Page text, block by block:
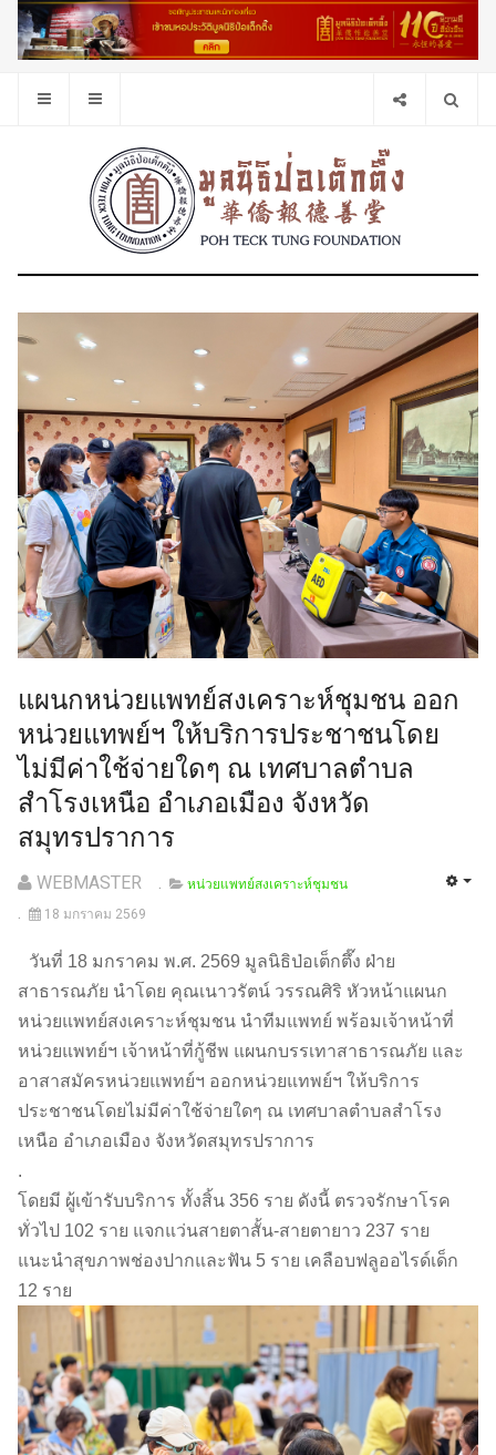
แผนกหน่วยแพทย์สงเคราะห์ชุมชน ออก
หน่วยแทพย์ฯ ให้บริการประชาชนโดย
ไม่มีค่าใช้จ่ายใดๆ ณ เทศบาลตำบล
สำโรงเหนือ อำเภอเมือง จังหวัด
สมุทรปราการ
WEBMASTER
หน่วยแพทย์สงเคราะห์ชุมชน
18 มกราคม 2569
วันที่ 18 มกราคม พ.ศ. 2569 มูลนิธิป่อเต็กตึ๊ง ฝ่าย
สาธารณภัย นำโดย คุณเนาวรัตน์ วรรณศิริ หัวหน้าแผนก
หน่วยแพทย์สงเคราะห์ชุมชน นำทีมแพทย์ พร้อมเจ้าหน้าที่
หน่วยแพทย์ฯ เจ้าหน้าที่กู้ชีพ แผนกบรรเทาสาธารณภัย และ
อาสาสมัครหน่วยแพทย์ฯ ออกหน่วยแทพย์ฯ ให้บริการ
ประชาชนโดยไม่มีค่าใช้จ่ายใดๆ ณ เทศบาลตำบลสำโรง
เหนือ อำเภอเมือง จังหวัดสมุทรปราการ
.
โดยมี ผู้เข้ารับบริการ ทั้งสิ้น 356 ราย ดังนี้ ตรวจรักษาโรค
ทั่วไป 102 ราย แจกแว่นสายตาสั้น-สายตายาว 237 ราย
แนะนำสุขภาพช่องปากและฟัน 5 ราย เคลือบฟลูออไรด์เด็ก
12 ราย